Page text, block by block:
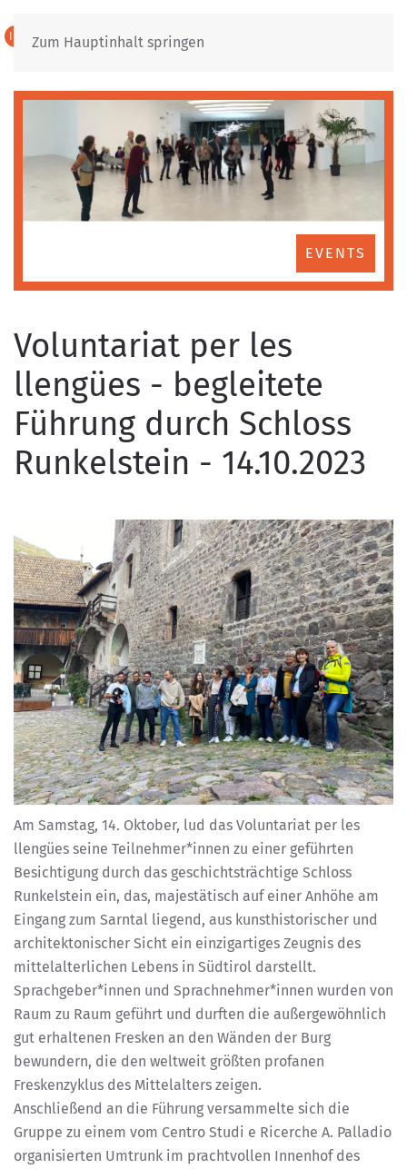
Zum Hauptinhalt springen
IT DE
EVENTS
Voluntariat per les
llengües - begleitete
Führung durch Schloss
Runkelstein - 14.10.2023
Am Samstag, 14. Oktober, lud das Voluntariat per les
llengües seine Teilnehmer*innen zu einer geführten
Besichtigung durch das geschichtsträchtige Schloss
Runkelstein ein, das, majestätisch auf einer Anhöhe am
Eingang zum Sarntal liegend, aus kunsthistorischer und
architektonischer Sicht ein einzigartiges Zeugnis des
mittelalterlichen Lebens in Südtirol darstellt.
Sprachgeber*innen und Sprachnehmer*innen wurden von
Raum zu Raum geführt und durften die außergewöhnlich
gut erhaltenen Fresken an den Wänden der Burg
bewundern, die den weltweit größten profanen
Freskenzyklus des Mittelalters zeigen.
Anschließend an die Führung versammelte sich die
Gruppe zu einem vom Centro Studi e Ricerche A. Palladio
organisierten Umtrunk im prachtvollen Innenhof des